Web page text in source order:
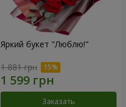
Яркий букет "Люблю!"
1 881 грн
Заказать